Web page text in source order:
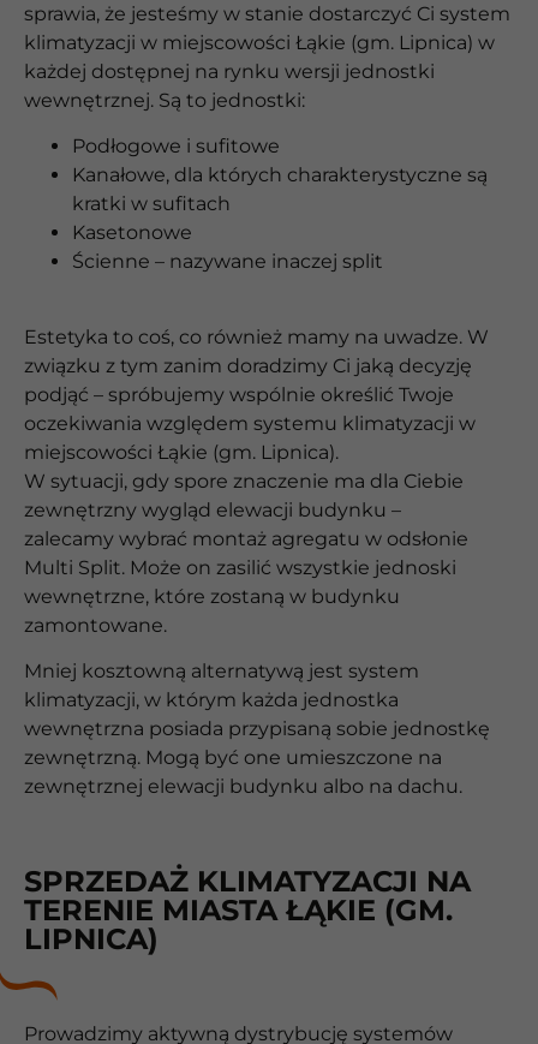
sprawia, że jesteśmy w stanie dostarczyć Ci system
klimatyzacji w miejscowości Łąkie (gm. Lipnica) w
każdej dostępnej na rynku wersji jednostki
wewnętrznej. Są to jednostki:
Podłogowe i sufitowe
Kanałowe, dla których charakterystyczne są
kratki w sufitach
Kasetonowe
Ścienne – nazywane inaczej split
Estetyka to coś, co również mamy na uwadze. W
związku z tym zanim doradzimy Ci jaką decyzję
podjąć – spróbujemy wspólnie określić Twoje
oczekiwania względem systemu klimatyzacji w
miejscowości Łąkie (gm. Lipnica).
W sytuacji, gdy spore znaczenie ma dla Ciebie
zewnętrzny wygląd elewacji budynku –
zalecamy wybrać montaż agregatu w odsłonie
Multi Split. Może on zasilić wszystkie jednoski
wewnętrzne, które zostaną w budynku
zamontowane.
Mniej kosztowną alternatywą jest system
klimatyzacji, w którym każda jednostka
wewnętrzna posiada przypisaną sobie jednostkę
zewnętrzną. Mogą być one umieszczone na
zewnętrznej elewacji budynku albo na dachu.
SPRZEDAŻ KLIMATYZACJI NA
TERENIE MIASTA ŁĄKIE (GM.
LIPNICA)
Prowadzimy aktywną dystrybucję systemów